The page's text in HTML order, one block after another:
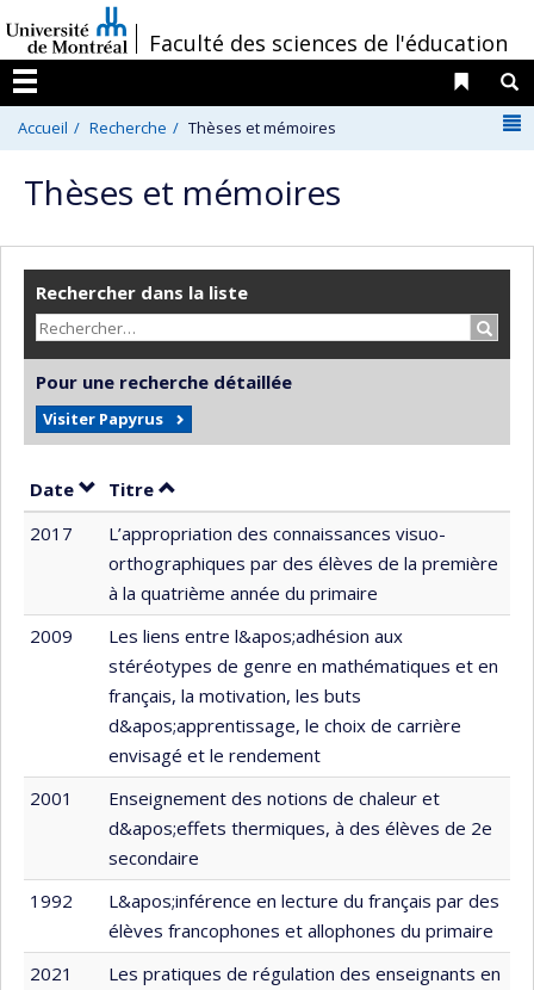
au
contenu
/Faculté des sciences de l'éducation
Menu
Liens
Accueil Recherche Thèses et mémoires
Thèses et mémoires
Rechercher dans la liste
Pour une recherche détaillée
Visiter Papyrus
Date Trier par date en ordre décroissant
Titre Trier par titre en ordre décroissant
2017
L’appropriation des connaissances visuo-
orthographiques par des élèves de la première
à la quatrième année du primaire
2009
Les liens entre l&apos;adhésion aux
stéréotypes de genre en mathématiques et en
français, la motivation, les buts
d&apos;apprentissage, le choix de carrière
envisagé et le rendement
2001
Enseignement des notions de chaleur et
d&apos;effets thermiques, à des élèves de 2e
secondaire
1992
L&apos;inférence en lecture du français par des
élèves francophones et allophones du primaire
2021
Les pratiques de régulation des enseignants en